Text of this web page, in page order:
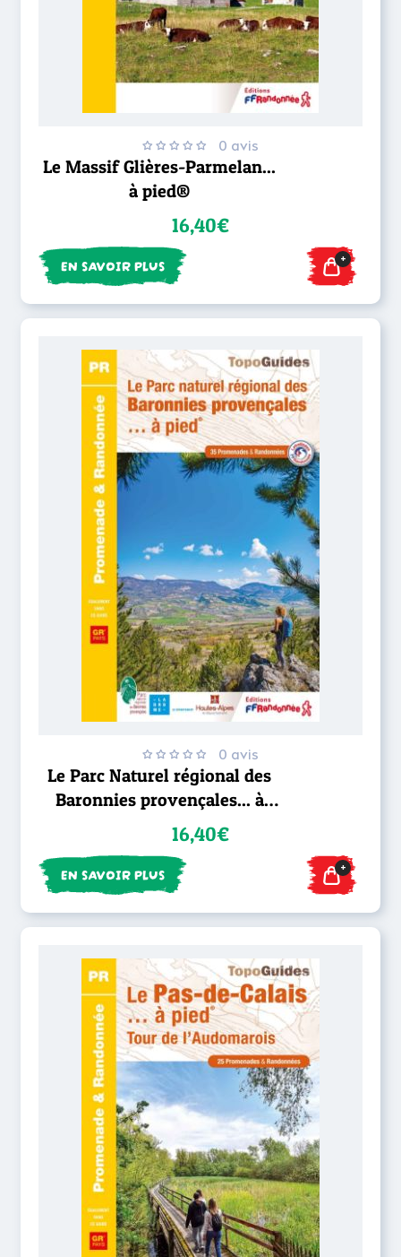
0 avis
Le Massif Glières-Parmelan...
à pied®
16,40€
EN SAVOIR PLUS +
0 avis
Le Parc Naturel régional des
Baronnies provençales... à
pied16,40€
EN SAVOIR PLUS +